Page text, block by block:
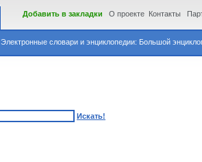
Электронные словари и энциклопедии: Большой
Добавить в закладки О проекте Контакты
Искать!